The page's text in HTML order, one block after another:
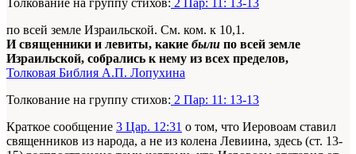
Толкование на группу стихов: 2 Пар: 11: 13-13
по всей земле Израильской. См. ком. к 10,1.
И священники и левиты, какие были по всей земле
Израильской, собрались к нему из всех пределов,
Толковая Библия А.П. Лопухина
Толкование на группу стихов: 2 Пар: 11: 13-13
Краткое сообщение 3 Цар. 12:31 о том, что Иеровоам ставил
священников из народа, а не из колена Левиина, здесь (ст. 13-